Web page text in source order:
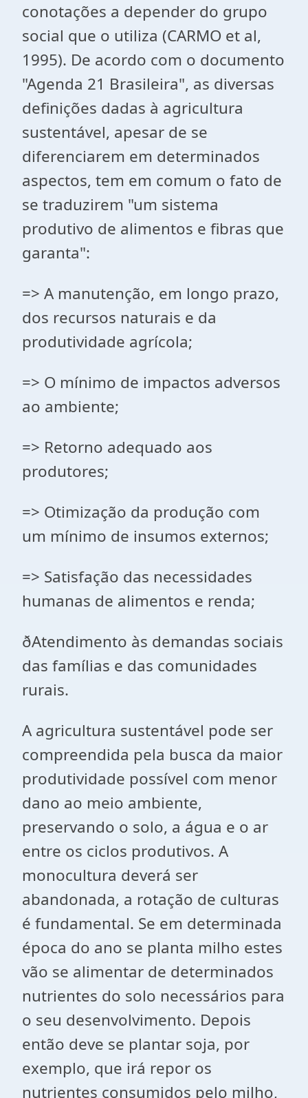
conotações a depender do grupo
social que o utiliza (CARMO et al,
1995). De acordo com o documento
"Agenda 21 Brasileira", as diversas
definições dadas à agricultura
sustentável, apesar de se
diferenciarem em determinados
aspectos, tem em comum o fato de
se traduzirem "um sistema
produtivo de alimentos e fibras que
garanta":
=> A manutenção, em longo prazo,
dos recursos naturais e da
produtividade agrícola;
=> O mínimo de impactos adversos
ao ambiente;
=> Retorno adequado aos
produtores;
=> Otimização da produção com
um mínimo de insumos externos;
=> Satisfação das necessidades
humanas de alimentos e renda;
ðAtendimento às demandas sociais
das famílias e das comunidades
rurais.
A agricultura sustentável pode ser
compreendida pela busca da maior
produtividade possível com menor
dano ao meio ambiente,
preservando o solo, a água e o ar
entre os ciclos produtivos. A
monocultura deverá ser
abandonada, a rotação de culturas
é fundamental. Se em determinada
época do ano se planta milho estes
vão se alimentar de determinados
nutrientes do solo necessários para
o seu desenvolvimento. Depois
então deve se plantar soja, por
exemplo, que irá repor os
nutrientes consumidos pelo milho,